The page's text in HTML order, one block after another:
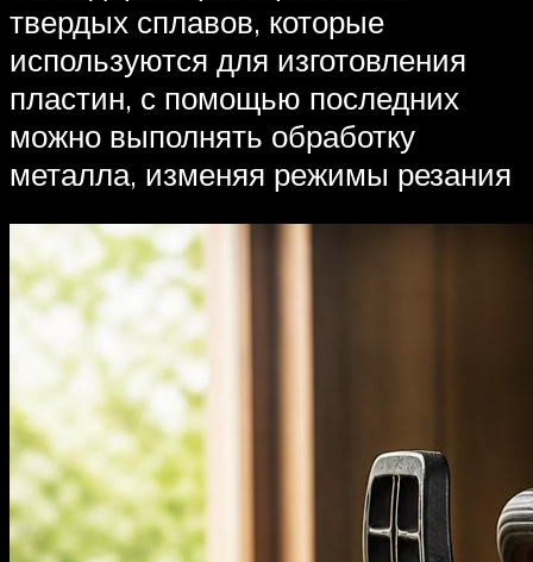
твердых сплавов, которые
используются для изготовления
пластин, с помощью последних
можно выполнять обработку
металла, изменяя режимы резания